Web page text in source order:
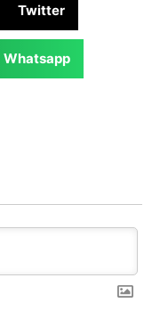
Twitter
Whatsapp